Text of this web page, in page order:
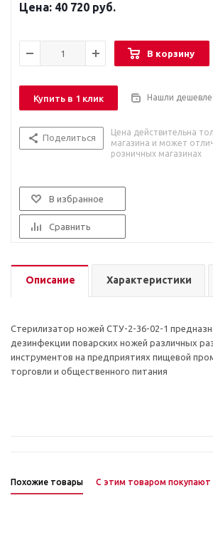
40 720 руб.
В корзину
Купить в 1 клик Нашли
Поделиться
Цена действительна
магазина и может
розничных магазинах
В избранное
Сравнить
Описание Характеристики
Стерилизатор ножей СТУ-2-36-02-1
дезинфекции поварских ножей различных
инструментов на предприятиях пищевой
торговли и общественного питания
Похожие товары С этим товаром покупают